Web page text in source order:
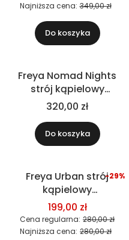
Najniższa cena: 349,00 zł
Do koszyka
Freya Nomad Nights
strój kąpielowy
jednoczęściowy, czarny
320,00 zł
Do koszyka
OkazjaFreya Urban strój
kąpielowy
jednoczęściowy
199,00 zł
Cena regularna: 280,00 zł
-29%
Najniższa cena: 280,00 zł